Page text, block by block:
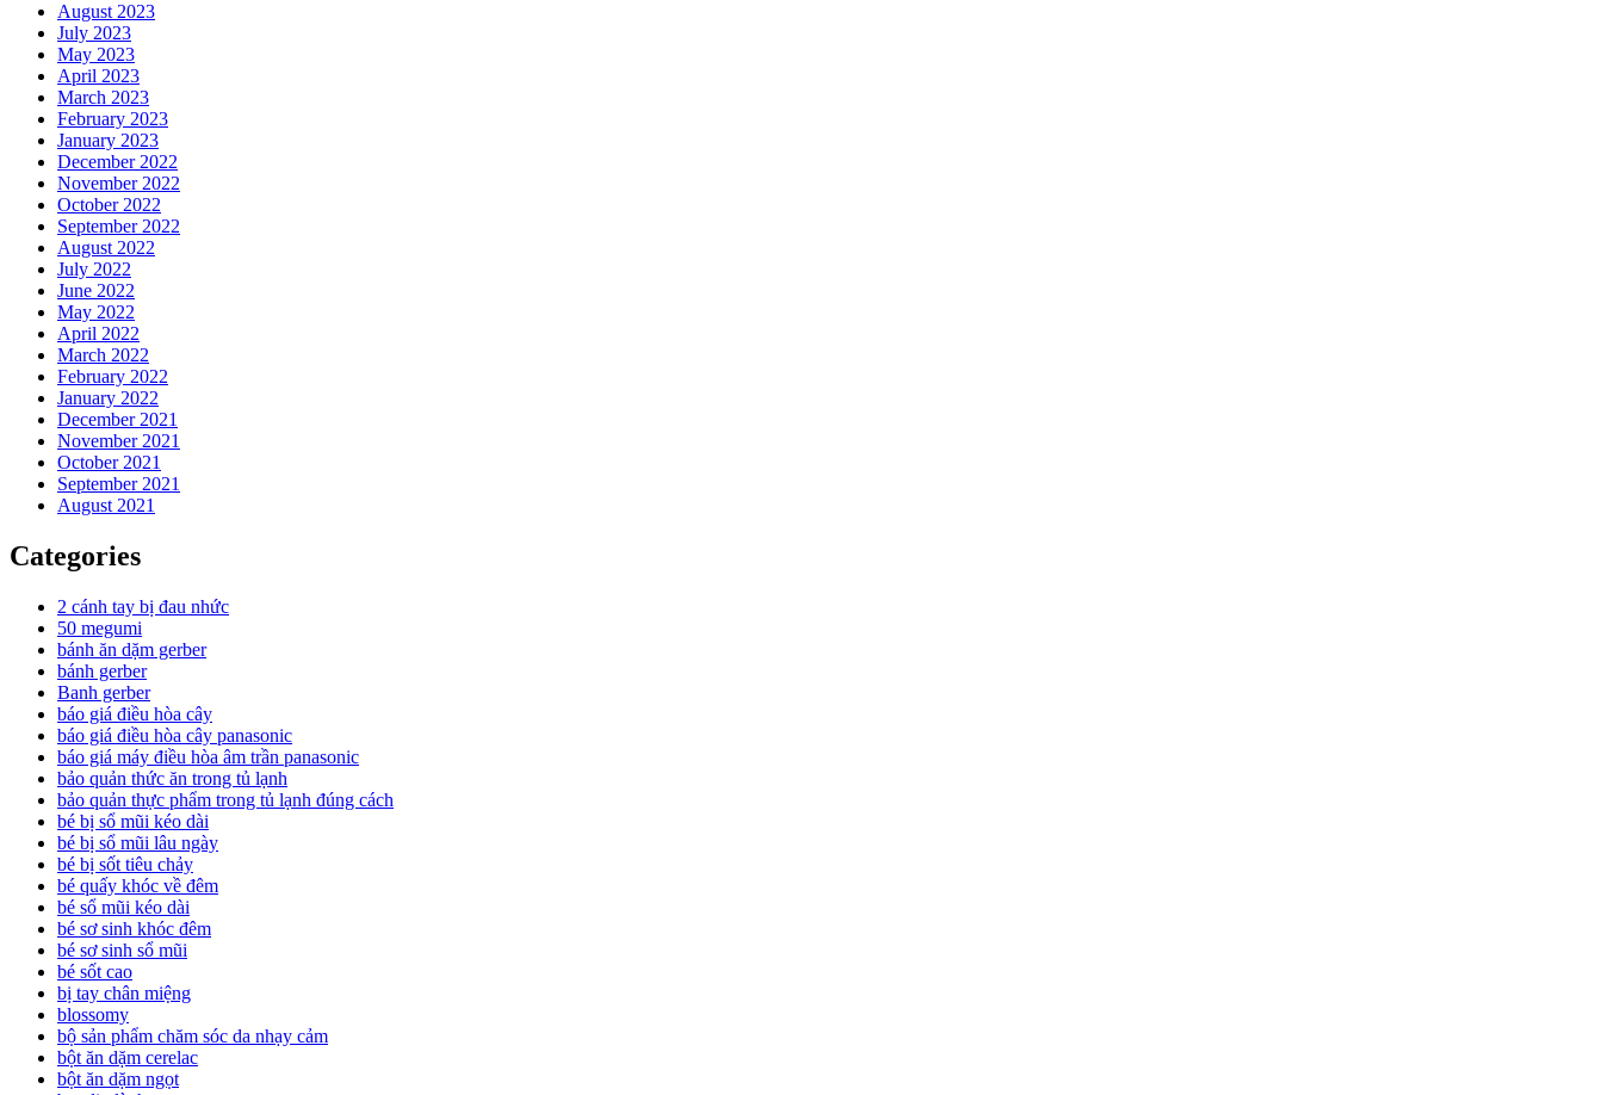
August 2023
July 2023
May 2023
April 2023
March 2023
February 2023
January 2023
December 2022
November 2022
October 2022
September 2022
August 2022
July 2022
June 2022
May 2022
April 2022
March 2022
February 2022
January 2022
December 2021
November 2021
October 2021
September 2021
August 2021
Categories
2 cánh tay bị đau nhức
50 megumi
bánh ăn dặm gerber
bánh gerber
Banh gerber
báo giá điều hòa cây
báo giá điều hòa cây panasonic
báo giá máy điều hòa âm trần panasonic
bảo quản thức ăn trong tủ lạnh
bảo quản thực phẩm trong tủ lạnh đúng cách
bé bị sổ mũi kéo dài
bé bị sổ mũi lâu ngày
bé bị sốt tiêu chảy
bé quấy khóc về đêm
bé sổ mũi kéo dài
bé sơ sinh khóc đêm
bé sơ sinh sổ mũi
bé sốt cao
bị tay chân miệng
blossomy
bộ sản phẩm chăm sóc da nhạy cảm
bột ăn dặm cerelac
bột ăn dặm ngọt